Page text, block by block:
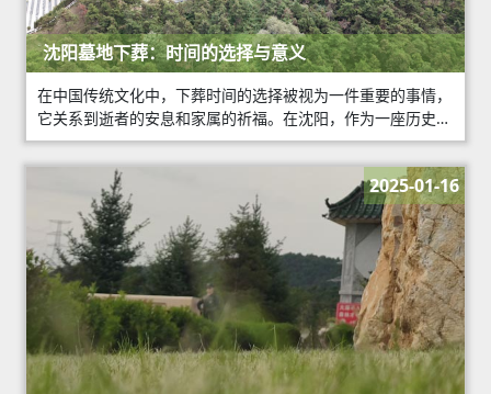
沈阳墓地下葬：时间的选择与意义
在中国传统文化中，下葬时间的选择被视为一件重要的事情，
它关系到逝者的安息和家属的祈福。在沈阳，作为一座历史悠
久、文化底蕴深厚的城市，对于墓地下葬时间的考量同样十分
讲究。
2025-01-16